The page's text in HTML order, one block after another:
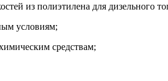
из полиэтилена для дизельного
условиям;
средствам;